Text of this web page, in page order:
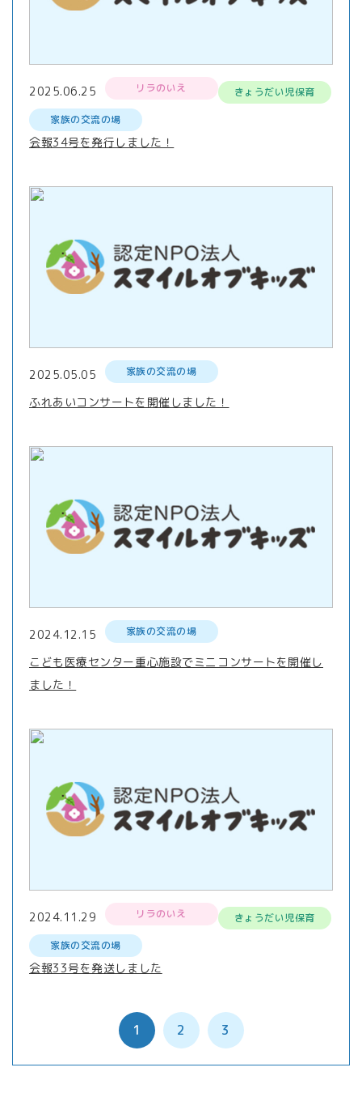
2025.06.25 リラのいえ
きょうだい児保育
家族の交流の場
会報34号を発行しました！
2025.05.05 家族の交流の場
ふれあいコンサートを開催しました！
2024.12.15 家族の交流の場
こども医療センター重心施設でミニコンサートを開催し
ました！
2024.11.29 リラのいえ
きょうだい児保育
家族の交流の場
会報33号を発送しました
1 2 3